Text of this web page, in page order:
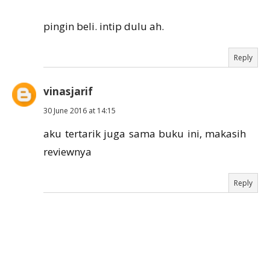
pingin beli. intip dulu ah.
Reply
vinasjarif
30 June 2016 at 14:15
aku tertarik juga sama buku ini, makasih
reviewnya
Reply